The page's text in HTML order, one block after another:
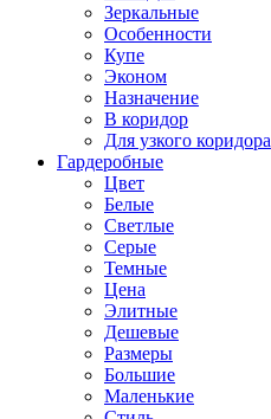
Зеркальные
Особенности
Купе
Эконом
Назначение
В коридор
Для узкого коридора
Гардеробные
Цвет
Белые
Светлые
Серые
Темные
Цена
Элитные
Дешевые
Размеры
Большие
Маленькие